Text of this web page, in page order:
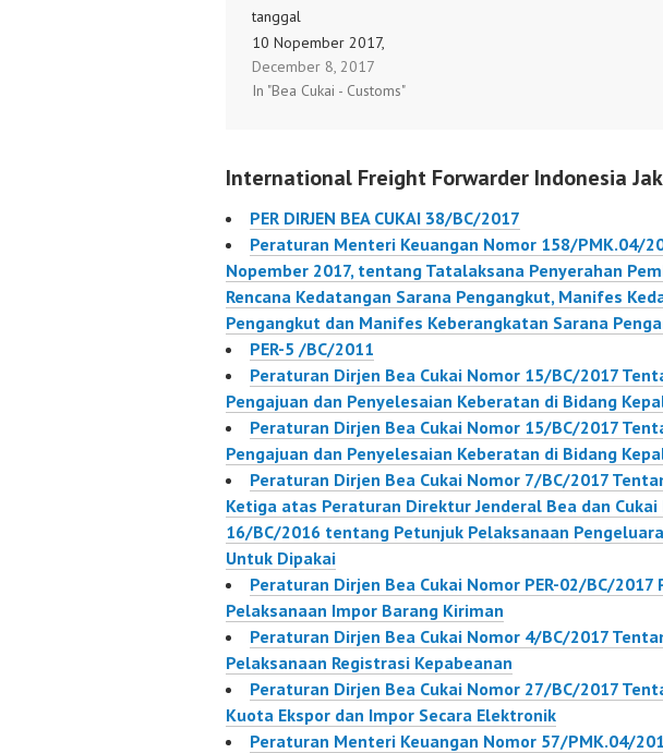
tanggal
10 Nopember 2017,
tentang Tatalaksana
Penyerahan
Pengangkut, Manifes
Pengangkut dan Manifes
Keberangkatan Sarana
Pengangkut.
158/PMK.04/2017
December 8, 2017
In "Bea Cukai - Customs"
International Freight Forwarder Indonesia
PER DIRJEN BEA CUKAI 38/BC/2017
Peraturan Menteri Keuangan Nomor 158/PMK.04/
Nopember 2017, tentang Tatalaksana Penyerahan
Rencana Kedatangan Sarana Pengangkut, Manifes
Pengangkut dan Manifes Keberangkatan Sarana
PER-5 /BC/2011
Peraturan Dirjen Bea Cukai Nomor 15/BC/2017
Pengajuan dan Penyelesaian Keberatan di Bidang
Peraturan Dirjen Bea Cukai Nomor 15/BC/2017
Pengajuan dan Penyelesaian Keberatan di Bidang
Peraturan Dirjen Bea Cukai Nomor 7/BC/2017
Ketiga atas Peraturan Direktur Jenderal Bea dan Cukai
16/BC/2016 tentang Petunjuk Pelaksanaan
Untuk Dipakai
Peraturan Dirjen Bea Cukai Nomor PER-02/BC/2017
Pelaksanaan Impor Barang Kiriman
Peraturan Dirjen Bea Cukai Nomor 4/BC/2017
Pelaksanaan Registrasi Kepabeanan
Peraturan Dirjen Bea Cukai Nomor 27/BC/2017
Kuota Ekspor dan Impor Secara Elektronik
Peraturan Menteri Keuangan Nomor 57/PMK.04/